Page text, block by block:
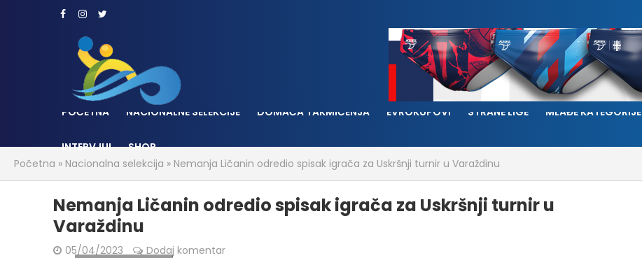
POČETNA NACIONALNE SELEKCIJE DOMAĆA TAKMIČENJA EVROKUPOVI STRANE LIGE MLAĐE KATEGORIJE
INTERVJUI
SHOP
Početna » Nacionalna selekcija » Nemanja Ličanin odredio spisak igrača za Uskršnji turnir u Varaždinu
Nemanja Ličanin odredio spisak igrača za Uskršnji turnir u
Varaždinu
05/04/2023 Dodaj komentar